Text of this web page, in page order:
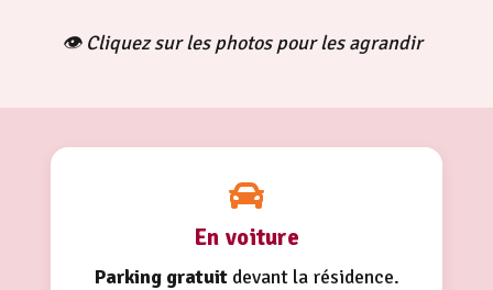
👁 Cliquez sur les photos pour les agrandir
En voiture
Parking gratuitdevant la résidence.